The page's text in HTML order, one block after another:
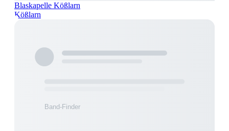
Blaskapelle Kößlarn
Kößlarn